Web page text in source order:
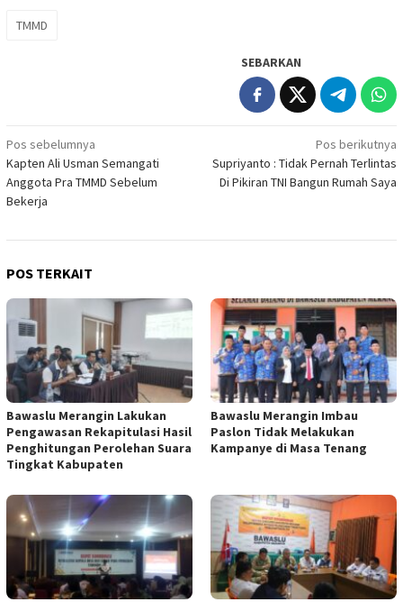
TMMD
SEBARKAN
Navigasi
pos
Pos sebelumnya
Kapten Ali Usman Semangati
Anggota Pra TMMD Sebelum
Bekerja
Pos berikutnya
Supriyanto : Tidak Pernah Terlintas
Di Pikiran TNI Bangun Rumah Saya
POS TERKAIT
Bawaslu Merangin Lakukan
Pengawasan Rekapitulasi Hasil
Penghitungan Perolehan Suara
Tingkat Kabupaten
Bawaslu Merangin Imbau
Paslon Tidak Melakukan
Kampanye di Masa Tenang